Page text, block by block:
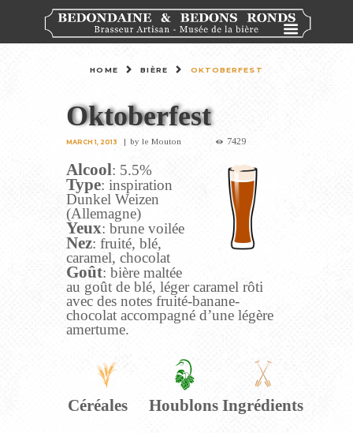
HOME BIÈRE OKTOBERFEST
Oktoberfest
MARCH 1, 2013 byle Mouton 7429
Alcool: 5.5%
Type: inspiration
Dunkel Weizen
(Allemagne)
Yeux: brune voilée
Nez: fruité, blé,
caramel, chocolat
Goût: bière maltée
au goût de blé, léger caramel rôti
avec des notes fruité-banane-
chocolat accompagné d’une légère
amertume.
Céréales Houblons Ingrédients